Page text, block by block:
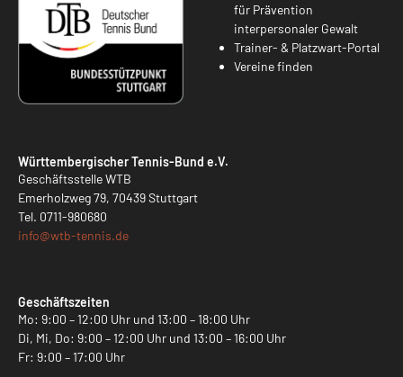
für Prävention
interpersonaler Gewalt
Trainer- & Platzwart-Portal
Vereine finden
Württembergischer Tennis-Bund e.V.
Geschäftsstelle WTB
Emerholzweg 79, 70439 Stuttgart
Tel. 0711-980680
info@wtb-tennis.de
Geschäftszeiten
Mo: 9:00 – 12:00 Uhr und 13:00 – 18:00 Uhr
Di, Mi, Do: 9:00 – 12:00 Uhr und 13:00 – 16:00 Uhr
Fr: 9:00 – 17:00 Uhr